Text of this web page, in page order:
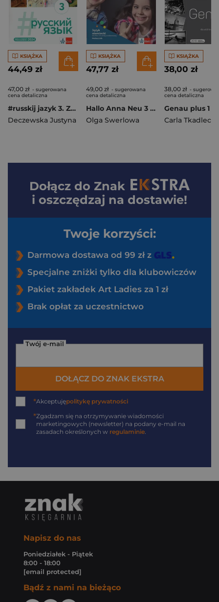
KSIĄŻKA
44,49 zł
47,00 zł - sugerowana
cena detaliczna
#russkij jazyk 3. Zeszyt ćwiczeń Liceum technikum
Deczewska Justyna
KSIĄŻKA
47,77 zł
49,00 zł - sugerowana
cena detaliczna
Hallo Anna Neu 3 Podręcznik Szkoła podstawowa
Olga Swerlowa
KSIĄŻKA
38,00 zł
38,00 zł -
cena detaliczna
Carla
Dołącz do Znak
i oszczędzaj na dostawie!
Twoje korzyści:
Darmowa dostawa od 99 zł z
Specjalne zniżki tylko dla klubowiczów
Pakiet zakładek Art Ladies za 1 zł
Brak opłat za uczestnictwo
Twój e-mail
DOŁĄCZ DO ZNAK EKSTRA
*Akceptujępolitykę prywatności
*Zgadzam się na otrzymywanie wiadomości
marketingowych (newsletter) na podany e-mail na
zasadach określonych w regulaminie.
Napisz do nas
Poniedziałek - Piątek
8:00 - 18:00
[email protected]
Bądź z nami na bieżąco